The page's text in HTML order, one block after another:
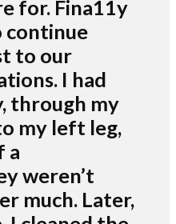
for. Fina11y
continue
to our
I had
through my
my left leg,
a
weren’t
much. Later,